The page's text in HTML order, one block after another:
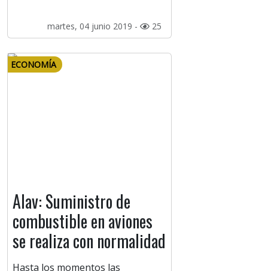
martes, 04 junio 2019 - 25
ECONOMÍA
Alav: Suministro de
combustible en aviones
se realiza con normalidad
Hasta los momentos las